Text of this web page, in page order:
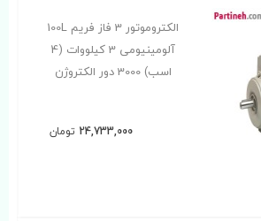
الکتروموتور 3 فاز فریم 100L
آلومینیومی 3 کیلووات (4
اسب) 3000 دور الکتروژن
24,733,000 تومان